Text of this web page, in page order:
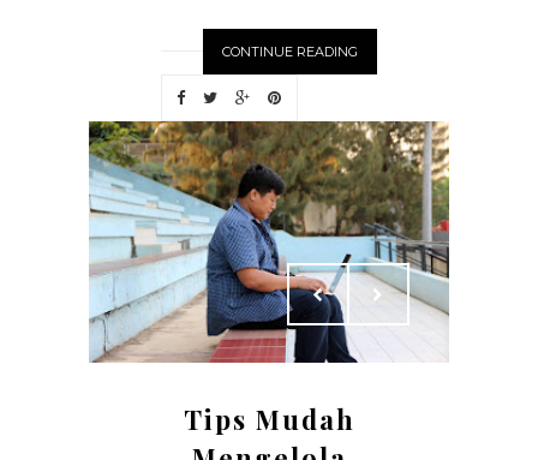
CONTINUE READING
Tips Mudah